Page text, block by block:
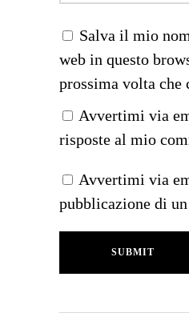
Salva il mio
web in questo
prossima volta che
Avvertimi via
risposte al mio
Avvertimi via
pubblicazione di
SUBMIT